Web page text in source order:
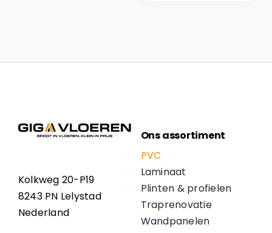
Kolkweg 20-P19
8243 PN Lelystad
Nederland
Ons assortiment
PVC
Laminaat
Plinten & profielen
Traprenovatie
Wandpanelen